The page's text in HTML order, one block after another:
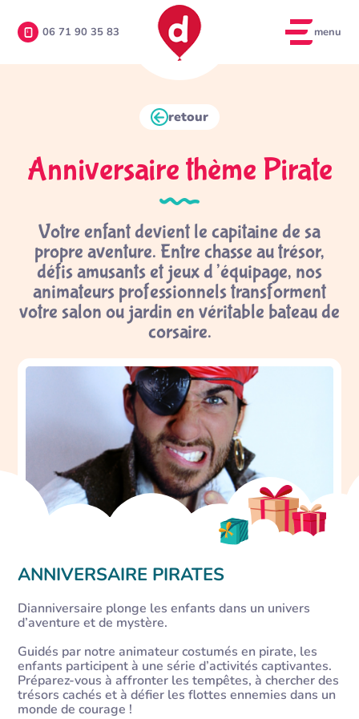
06 71 90 35 83 menu
retour
Anniversaire thème Pirate
Votre enfant devient le capitaine de sa
propre aventure. Entre chasse au trésor,
défis amusants et jeux d’équipage, nos
animateurs professionnels transforment
votre salon ou jardin en véritable bateau de
corsaire.
ANNIVERSAIRE PIRATES
Dianniversaire plonge les enfants dans un univers
d’aventure et de mystère.
Guidés par notre animateur costumés en pirate, les
enfants participent à une série d’activités captivantes.
Préparez-vous à affronter les tempêtes, à chercher des
trésors cachés et à défier les flottes ennemies dans un
monde de courage !